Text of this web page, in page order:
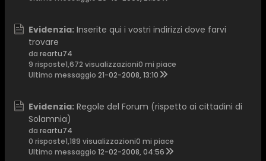
Evidenzia: Inserite qui i vostri indirizzi dove farvi
trovare
da reartu74
9 risposte1,672 visualizzazioni0 mi piace
Ultimo messaggio 21-02-2008, 13:10
Evidenzia: Regole del Forum (rispetto ai cittadini di
Solamnia)
da reartu74
0 risposte1,189 visualizzazioni0 mi piace
Ultimo messaggio 12-02-2008, 04:56